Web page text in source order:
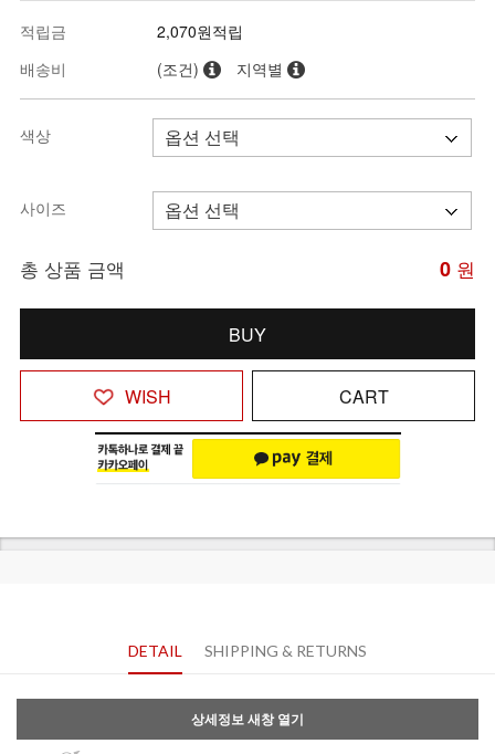
적립금
2,070원적립
배송비
(조건) 지역별
색상
사이즈
총 상품 금액 0 원
BUY
WISH CART
DETAIL SHIPPING & RETURNS
상세정보 새창 열기